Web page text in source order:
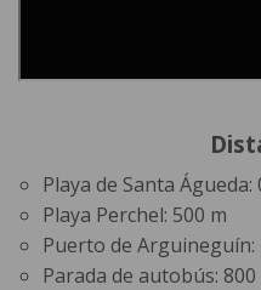
Playa de Santa Águeda:
Playa Perchel: 500 m
Puerto de Arguineguín:
Parada de autobús: 800